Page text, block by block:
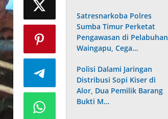
Satresnarkoba Polres
Sumba Timur Perketat
Pengawasan di Pelabuhan
Waingapu, Cega…
Polisi Dalami Jaringan
Distribusi Sopi Kiser di
Alor, Dua Pemilik Barang
Bukti M…